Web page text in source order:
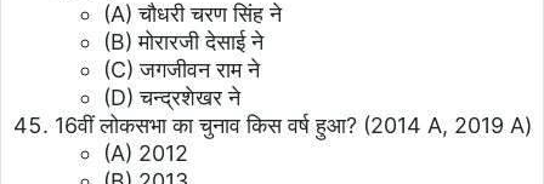
(A) चौधरी चरण सिंह ने
(B) मोरारजी देसाई ने
(C) जगजीवन राम ने
(D) चन्द्रशेखर ने
16वीं लोकसभा का चुनाव किस वर्ष हुआ? (2014 A, 2019 A)
(A) 2012